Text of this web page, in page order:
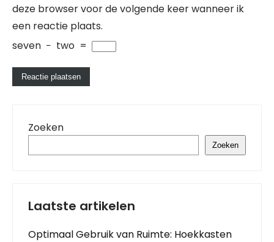
deze browser voor de volgende keer wanneer ik
een reactie plaats.
seven − two =
Zoeken
Zoeken
Laatste artikelen
Optimaal Gebruik van Ruimte: Hoekkasten